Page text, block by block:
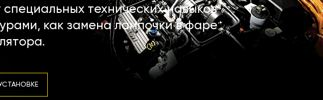
технических навыков
как замена лампочки в фаре